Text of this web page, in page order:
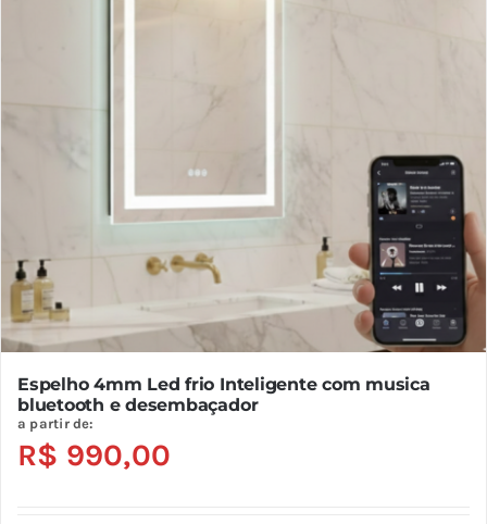
Espelho 4mm Led frio Inteligente com musica
bluetooth e desembaçador
a partir de:
R$ 990,00